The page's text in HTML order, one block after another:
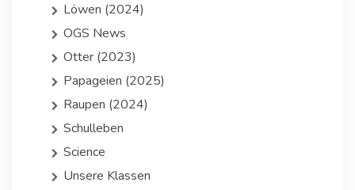
Löwen (2024)
OGS News
Otter (2023)
Papageien (2025)
Raupen (2024)
Schulleben
Science
Unsere Klassen